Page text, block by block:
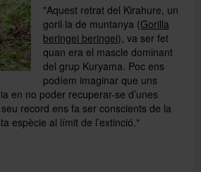
"Aquest retrat del Kirahure, un
goril·la de muntanya (Gorilla
beringei beringei), va ser fet
quan era el mascle dominant
del grup Kuryama. Poc ens
podíem imaginar que uns
en no poder recuperar-se d’unes
record ens fa ser conscients de la
espècie al límit de l’extinció."